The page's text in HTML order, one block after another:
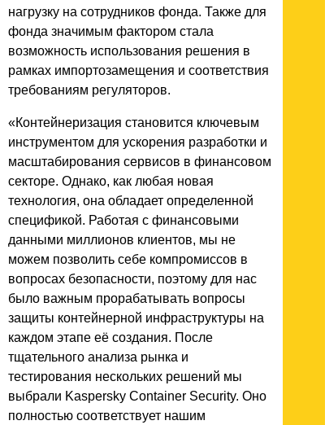
нагрузку на сотрудников фонда. Также для
фонда значимым фактором стала
возможность использования решения в
рамках импортозамещения и соответствия
требованиям регуляторов.
«Контейнеризация становится ключевым
инструментом для ускорения разработки и
масштабирования сервисов в финансовом
секторе. Однако, как любая новая
технология, она обладает определенной
спецификой. Работая с финансовыми
данными миллионов клиентов, мы не
можем позволить себе компромиссов в
вопросах безопасности, поэтому для нас
было важным прорабатывать вопросы
защиты контейнерной инфраструктуры на
каждом этапе её создания. После
тщательного анализа рынка и
тестирования нескольких решений мы
выбрали Kaspersky Container Security. Оно
полностью соответствует нашим